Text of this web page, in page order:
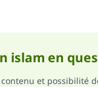
islam en
et possibilité